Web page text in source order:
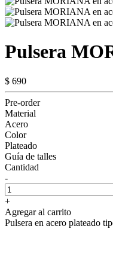
Pulsera
$ 690
Pre-order
Material
Acero
Color
Plateado
Guía de talles
Cantidad
-
+
Agregar al carrito
Pulsera en acero plateado